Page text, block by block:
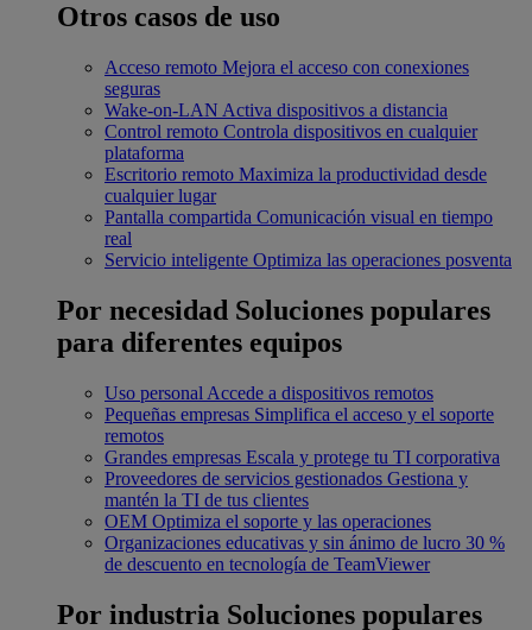
Otros casos de uso
Acceso remoto Mejora el acceso con conexiones
seguras
Wake-on-LAN Activa dispositivos a distancia
Control remoto Controla dispositivos en cualquier
plataforma
Escritorio remoto Maximiza la productividad desde
cualquier lugar
Pantalla compartida Comunicación visual en tiempo
real
Servicio inteligente Optimiza las operaciones posventa
Por necesidad Soluciones populares
para diferentes equipos
Uso personal Accede a dispositivos remotos
Pequeñas empresas Simplifica el acceso y el soporte
remotos
Grandes empresas Escala y protege tu TI corporativa
Proveedores de servicios gestionados Gestiona y
mantén la TI de tus clientes
OEM Optimiza el soporte y las operaciones
Organizaciones educativas y sin ánimo de lucro 30 %
de descuento en tecnología de TeamViewer
Por industria Soluciones populares